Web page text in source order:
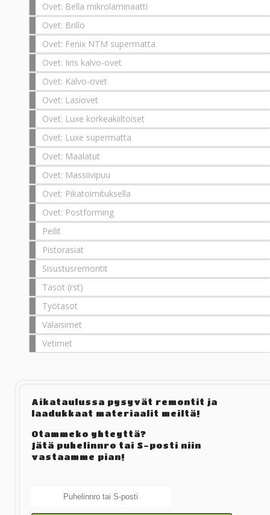
Ovet: Bella mikrolaminaatti
Ovet: Brillo
Ovet: Fenix NTM supermatta
Ovet: Iiris kalvo-ovet
Ovet: Kalvo-ovet
Ovet: Lasiovet
Ovet: Luxe korkeakiiltoiset
Ovet: Luxe supermatta
Ovet: Maalatut
Ovet: Massiivipuu
Ovet: Pikatoimituksella
Ovet: Postforming
Peilit
Pistorasiat
Sisustusremontit
Tasot (rst)
Työtasot
Valaisimet
Vetimet
Aikataulussa pysyvät remontit ja
laadukkaat materiaalit meiltä!
Otammeko yhteyttä?
Jätä puhelinnro tai S-posti niin
vastaamme pian!